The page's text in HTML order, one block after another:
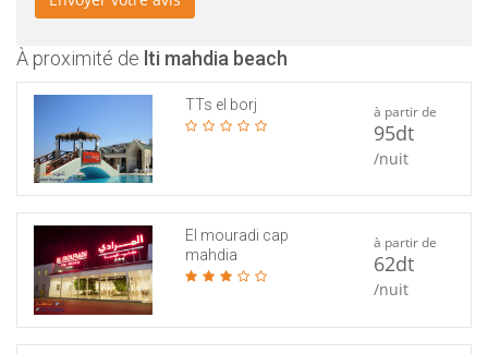
À proximité de lti mahdia beach
TTs el borj à partir de
95dt
/nuit
El mouradi cap
mahdia
à partir de
62dt
/nuit